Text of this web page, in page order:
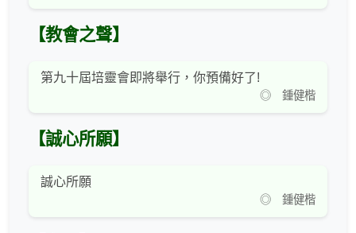
【教會之聲】
第九十屆培靈會即將舉行，你預備好了!
◎ 鍾健楷
【誠心所願】
誠心所願
◎ 鍾健楷